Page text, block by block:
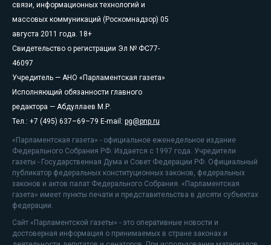
связи, информационных технологий и
массовых коммуникаций (Роскомнадзор) 05
августа 2011 года. 18+
Свидетельство о регистрации Эл № ФС77-
46097
Учредитель — АНО «Парламентская газета»
Исполняющий обязанности главного
редактора — Абдуллаев М.Р.
Тел.: +7 (495) 637–69–79 E-mail: pg@pnp.ru
«Парламентская газета» - официальное еженедельное издание
Федерального Собрания РФ. Издается с 1997 года. Учредители
газеты - Государственная Дума и Совет Федерации РФ. Официальный
публикатор федеральных конституционных законов, федеральных
законов и актов палат Федерального Собрания. «Парламентская
газета» имеет пункты печати и представительства в десяти субъектах
федерации.
Сайт «Парламентской газеты» - это оперативные новости и
достоверная информация о принимаемых в стране законах и